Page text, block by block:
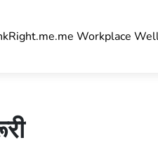
Workplace